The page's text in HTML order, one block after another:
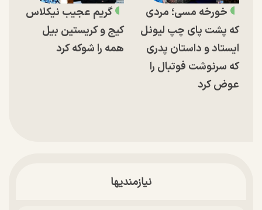
خورخه مسی؛ مردی
که پشت پای چپ لیونل
ایستاد و داستان پدری
که سرنوشت فوتبال را
عوض کرد
گریم عجیب نیکلاس
کیج و کریستین بیل
همه را شوکه کرد
نیازمندیها